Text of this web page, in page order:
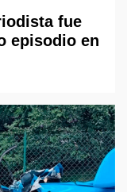
fue
episodio en